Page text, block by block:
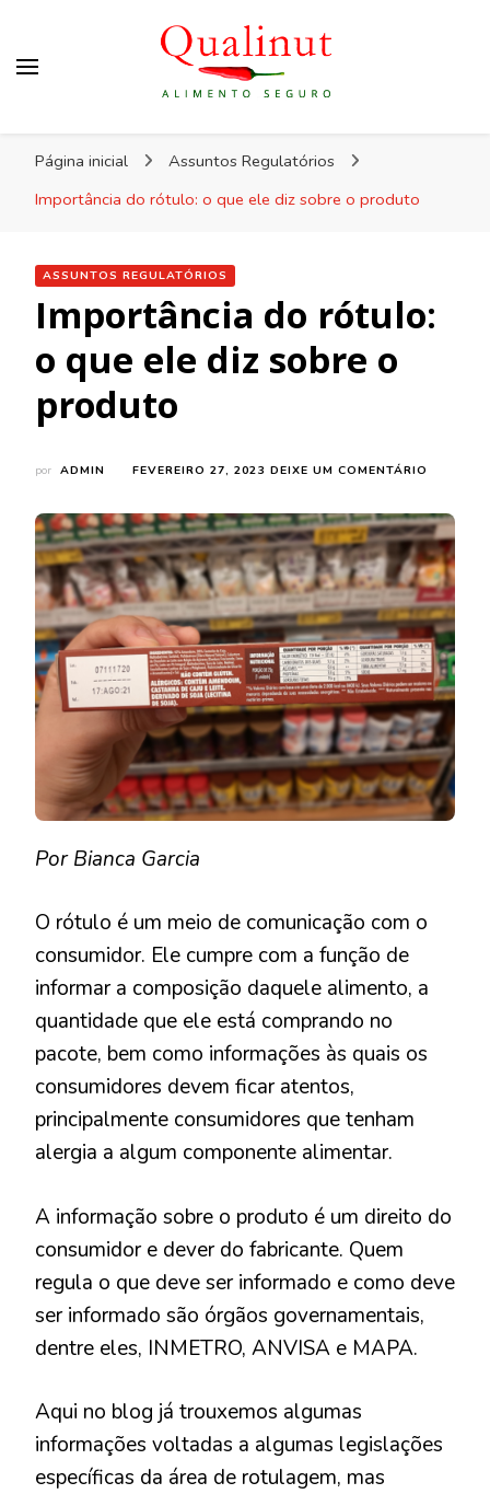
dos alimentos e rotulagem.
Página inicial
Assuntos Regulatórios
Importância do rótulo: o que ele diz sobre o produto
ASSUNTOS REGULATÓRIOS
Importância do rótulo:
o que ele diz sobre o
produto
por ADMIN FEVEREIRO 27, 2023 DEIXE UM COMENTÁRIO
DO
RÓTULO:
O
QUE
ELE
DIZ
SOBRE
O
Por Bianca Garcia
O rótulo é um meio de comunicação com o
consumidor. Ele cumpre com a função de
informar a composição daquele alimento, a
quantidade que ele está comprando no
pacote, bem como informações às quais os
consumidores devem ficar atentos,
principalmente consumidores que tenham
alergia a algum componente alimentar.
A informação sobre o produto é um direito do
consumidor e dever do fabricante. Quem
regula o que deve ser informado e como deve
ser informado são órgãos governamentais,
dentre eles, INMETRO, ANVISA e MAPA.
Aqui no blog já trouxemos algumas
informações voltadas a algumas legislações
específicas da área de rotulagem, mas